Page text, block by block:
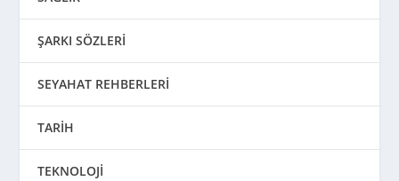
ŞARKI SÖZLERİ
SEYAHAT REHBERLERİ
TARİH
TEKNOLOJİ